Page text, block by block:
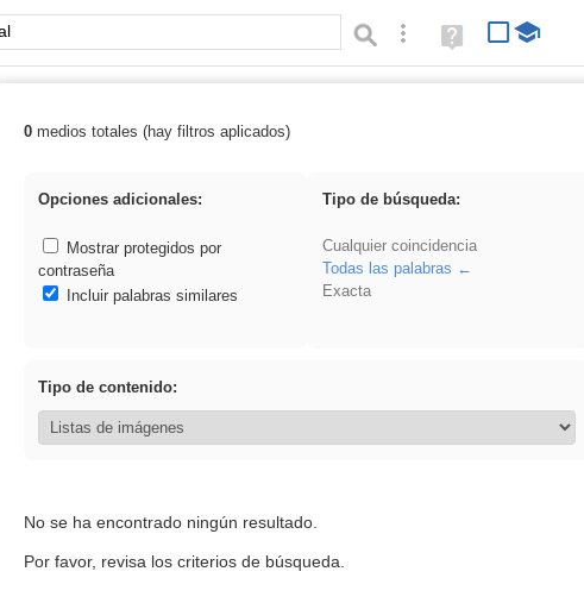
o frase: Búsqueda avanzada
Ayuda
(en
Resultados de: Oral
0medios totales (hay filtros aplicados)
Opciones adicionales:
Mostrar protegidos por
contraseña
Incluir palabras similares
Tipo de búsqueda:
Cualquier coincidencia
Todas las palabras
Exacta
Tipo de contenido:
No se ha encontrado ningún resultado.
Por favor, revisa los criterios de búsqueda.